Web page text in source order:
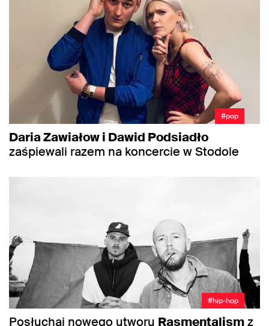
#pop
Daria Zawiałow i Dawid Podsiadło
zaśpiewali razem na koncercie w Stodole
#hip-hop
Posłuchaj nowego utworu Rasmentalismz